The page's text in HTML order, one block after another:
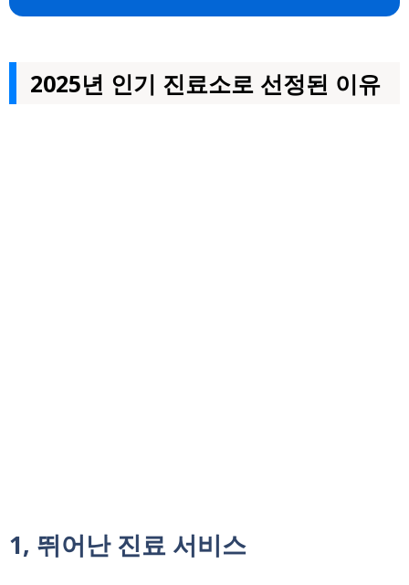
2025년 인기 진료소로 선정된 이유
1, 뛰어난 진료 서비스